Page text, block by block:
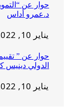
حوار عن
د.عمرو أداس
يناير 10, 2022
حوار عن ”
الدولي
يناير 10, 2022